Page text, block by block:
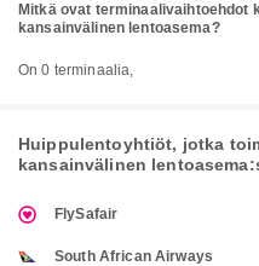
Mitkä ovat terminaalivaihtoehdot
kansainvälinen lentoasema?
On 0 terminaalia,
Huippulentoyhtiöt, jotka
kansainvälinen
FlySafair
South African Airways